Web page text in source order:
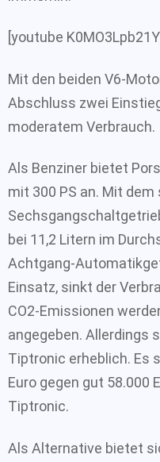
[youtube
Mit den beiden V6-
Abschluss zwei
moderatem Verbrauch.
Als Benziner bietet
mit 300 PS an. Mit
bei 11,2 Litern im
Achtgang-
Einsatz, sinkt der
CO2-Emissionen
angegeben. Allerdings
Tiptronic erheblich. Es
Euro gegen gut 58.000
Tiptronic.
Als Alternative bietet